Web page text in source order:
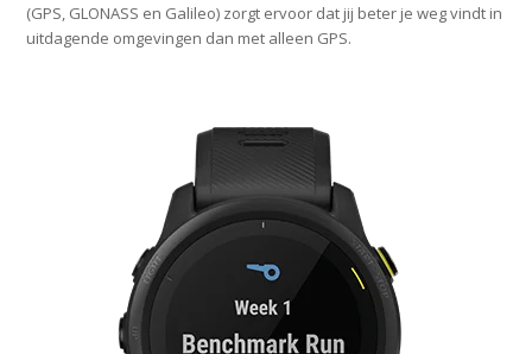
(GPS, GLONASS en Galileo) zorgt ervoor dat jij beter je weg vindt in
uitdagende omgevingen dan met alleen GPS.